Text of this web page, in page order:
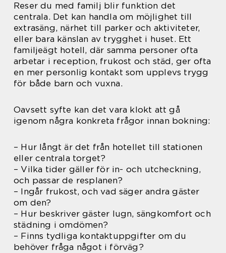
Reser du med familj blir funktion det
centrala. Det kan handla om möjlighet till
extrasäng, närhet till parker och aktiviteter,
eller bara känslan av trygghet i huset. Ett
familjeägt hotell, där samma personer ofta
arbetar i reception, frukost och städ, ger ofta
en mer personlig kontakt som upplevs trygg
för både barn och vuxna.
Oavsett syfte kan det vara klokt att gå
igenom några konkreta frågor innan bokning:
– Hur långt är det från hotellet till stationen
eller centrala torget?
– Vilka tider gäller för in- och utcheckning,
och passar de resplanen?
– Ingår frukost, och vad säger andra gäster
om den?
– Hur beskriver gäster lugn, sängkomfort och
städning i omdömen?
– Finns tydliga kontaktuppgifter om du
behöver fråga något i förväg?